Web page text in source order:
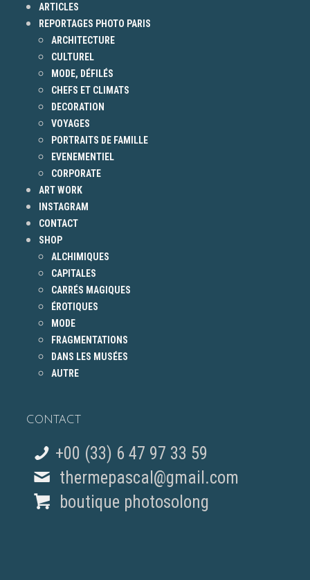
ARTICLES
REPORTAGES PHOTO PARIS
ARCHITECTURE
CULTUREL
MODE, DÉFILÉS
CHEFS ET CLIMATS
DECORATION
VOYAGES
PORTRAITS DE FAMILLE
EVENEMENTIEL
CORPORATE
ART WORK
INSTAGRAM
CONTACT
SHOP
ALCHIMIQUES
CAPITALES
CARRÉS MAGIQUES
ÉROTIQUES
MODE
FRAGMENTATIONS
DANS LES MUSÉES
AUTRE
CONTACT
+00 (33) 6 47 97 33 59
thermepascal@gmail.com
boutique photosolong